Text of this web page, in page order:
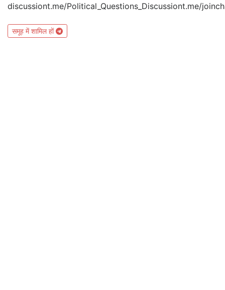
discussiont.me/Political_Questions_Discussiont.me/
समूह में शामिल हों